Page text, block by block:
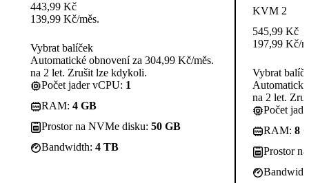
443,99 Kč
139,99 Kč/měs.
Vybrat balíček
Automatické obnovení za 304,99 Kč/měs.
na 2 let. Zrušit lze kdykoli.
Počet jader vCPU: 1
RAM: 4 GB
Prostor na NVMe disku: 50 GB
Bandwidth: 4 TB
KVM 2
545,99 Kč
197,99 Kč/
Vybrat
na 2 let.
Počet
RAM: 8
Prostor